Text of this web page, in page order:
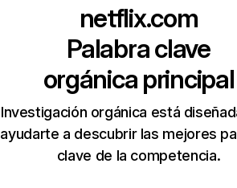
netflix.com
Palabra clave
orgánica principal
Investigación orgánica está
ayudarte a descubrir las mejores
clave de la competencia.